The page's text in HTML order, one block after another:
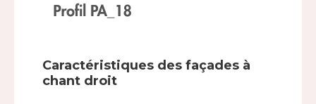
Caractéristiques des façades à
chant droit